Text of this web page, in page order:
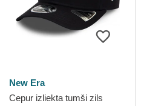
New Era
Cepur izliekta tumši zils